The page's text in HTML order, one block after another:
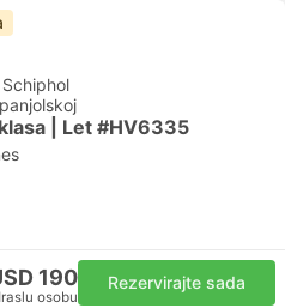
| Let #HV6335
190
osobu
Rezervirajte sada